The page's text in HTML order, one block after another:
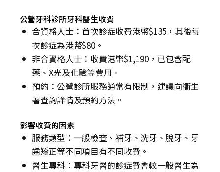
公營牙科診所牙科醫生收費
合資格人士：首次診症收費港幣$135，其後每
次診症為港幣$80。
非合資格人士：收費港幣$1,190，已包含配
藥、X光及化驗等費用。
預約：公營診所服務通常有限制，建議向衞生
署查詢詳情及預約方法。
影響收費的因素
服務類型：一般檢查、補牙、洗牙、脫牙、牙
齒矯正等不同項目有不同收費。
醫生專科：專科牙醫的診症費會較一般醫生為